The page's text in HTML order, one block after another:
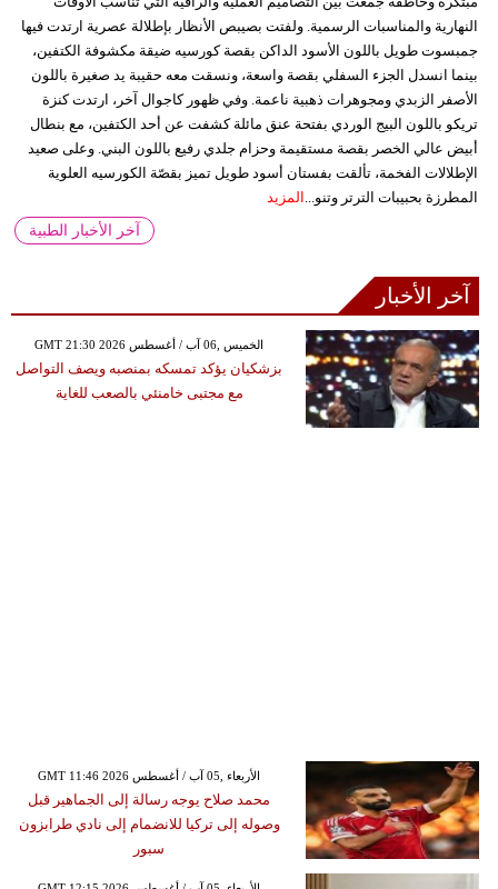
النهارية والمناسبات الرسمية. ولفتت بصيبص الأنظار بإطلالة عصرية ارتدت فيها
جمبسوت طويل باللون الأسود الداكن بقصة كورسيه ضيقة مكشوفة الكتفين،
بينما انسدل الجزء السفلي بقصة واسعة، ونسقت معه حقيبة يد صغيرة باللون
الأصفر الزبدي ومجوهرات ذهبية ناعمة. وفي ظهور كاجوال آخر، ارتدت كنزة
تريكو باللون البيج الوردي بفتحة عنق مائلة كشفت عن أحد الكتفين، مع بنطال
أبيض عالي الخصر بقصة مستقيمة وحزام جلدي رفيع باللون البني. وعلى صعيد
الإطلالات الفخمة، تألقت بفستان أسود طويل تميز بقصّة الكورسيه العلوية
المطرزة بحبيبات الترتر وتنو...
المزيد
آخر الأخبار الطبية
آخر الأخبار
GMT 21:30 2026 الخميس ,06 آب / أغسطس
بزشكيان يؤكد تمسكه بمنصبه ويصف التواصل
مع مجتبى خامنئي بالصعب للغاية
GMT 11:46 2026 الأربعاء ,05 آب / أغسطس
محمد صلاح يوجه رسالة إلى الجماهير قبل
وصوله إلى تركيا للانضمام إلى نادي طرابزون
سبور